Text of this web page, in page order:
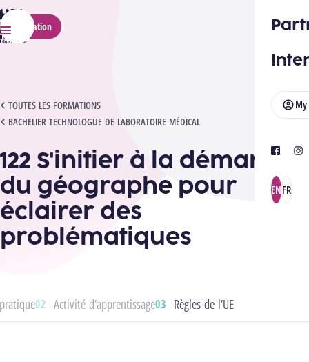
HELMo
Menu
My
facebook
ENFR
Application
TOUTES LES FORMATIONS
BACHELIER TECHNOLOGUE DE LABORATOIRE MÉDICAL
122 S'INITIER À LA DÉMARCHE DU GÉOGRAPHE POUR ÉCLAIRER DES
122 S'initier à la démarche
du géographe pour
éclairer des
problématiques
Activité d’apprentissage Règles de l’UE